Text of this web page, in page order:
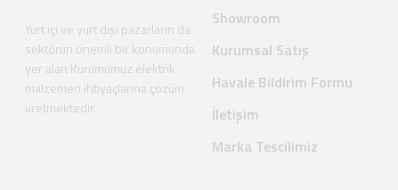
Yurt içi ve yurt dışı pazarların da
sektörün önemli bir konumunda
yer alan Kurumumuz elektrik
malzemeri ihtiyaçlarına çözüm
üretmektedir.
Showroom
Kurumsal Satış
Havale Bildirim Formu
İletişim
Marka Tescilimiz